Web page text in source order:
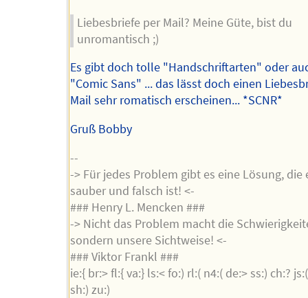
Liebesbriefe per Mail? Meine Güte, bist du
unromantisch ;)
Es gibt doch tolle "Handschriftarten" oder
"Comic Sans" ... das lässt doch einen
Mail sehr romatisch erscheinen... *SCNR*
Gruß Bobby
--
-> Für jedes Problem gibt es eine Lösung, die
sauber und falsch ist! <-
### Henry L. Mencken ###
-> Nicht das Problem macht die
sondern unsere Sichtweise! <-
### Viktor Frankl ###
ie:{ br:> fl:{ va:} ls:< fo:) rl:( n4:( de:> ss:) ch:?
sh:) zu:)